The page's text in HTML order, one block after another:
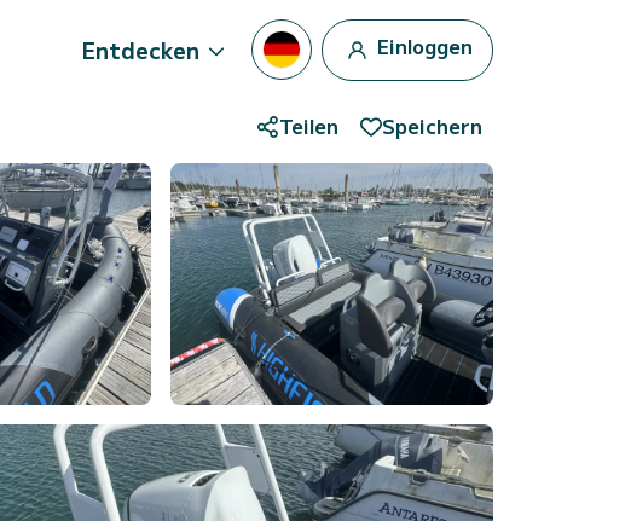
Entdecken Einloggen
Teilen Speichern